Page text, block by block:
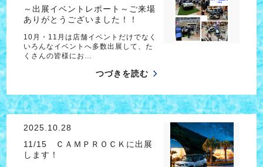
～出展イベントレポート～ご来場
ありがとうございました！！
10月・11月は店舗イベントだけでなく
いろんなイベントへ多数出展して、た
くさんの皆様にお…
つづきを読む
2025.10.28
11/15 ＣＡＭＰＲＯＣＫに出展
します！